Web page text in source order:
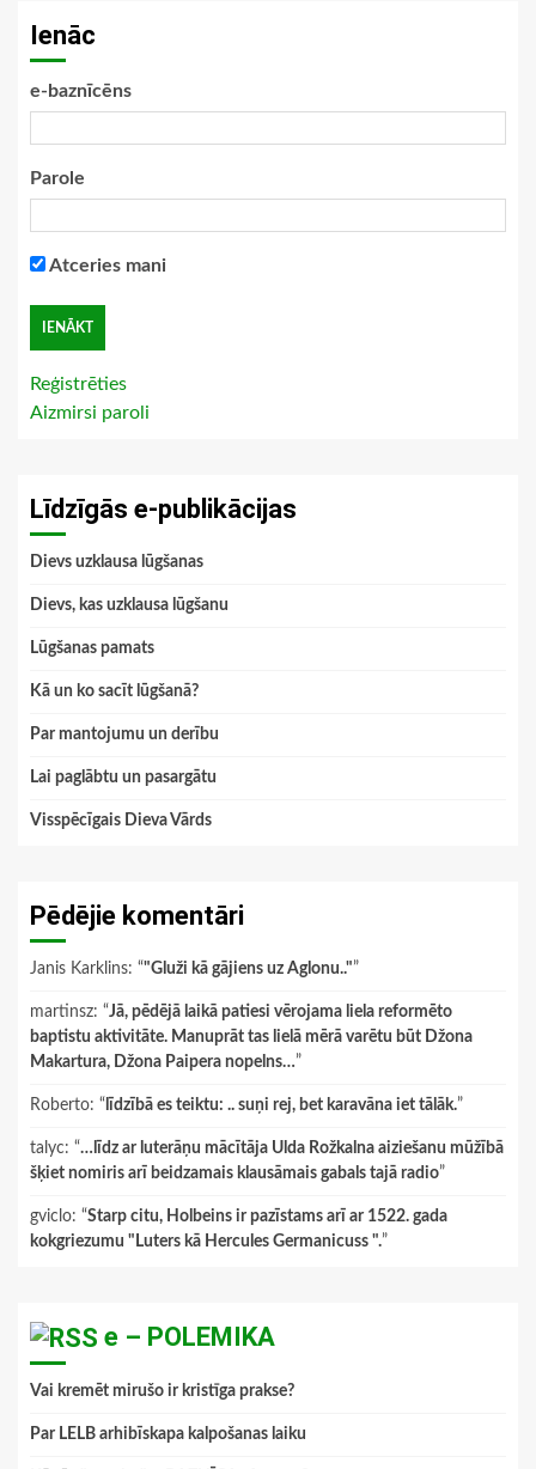
Ienāc
e-baznīcēns
Parole
Atceries mani
Reģistrēties
Aizmirsi paroli
Līdzīgās e-publikācijas
Dievs uzklausa lūgšanas
Dievs, kas uzklausa lūgšanu
Lūgšanas pamats
Kā un ko sacīt lūgšanā?
Par mantojumu un derību
Lai paglābtu un pasargātu
Visspēcīgais Dieva Vārds
Pēdējie komentāri
Janis Karklins: “"Gluži kā gājiens uz Aglonu.."”
martinsz: “Jā, pēdējā laikā patiesi vērojama liela reformēto
baptistu aktivitāte. Manuprāt tas lielā mērā varētu būt Džona
Makartura, Džona Paipera nopelns…”
Roberto: “ līdzībā es teiktu: .. suņi rej, bet karavāna iet tālāk.”
talyc: “…līdz ar luterāņu mācītāja Ulda Rožkalna aiziešanu mūžībā
šķiet nomiris arī beidzamais klausāmais gabals tajā radio”
gviclo: “Starp citu, Holbeins ir pazīstams arī ar 1522. gada
kokgriezumu "Luters kā Hercules Germanicuss ".”
e – POLEMIKA
Vai kremēt mirušo ir kristīga prakse?
Par LELB arhibīskapa kalpošanas laiku